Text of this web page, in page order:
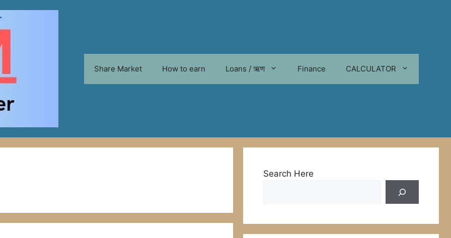
Share Market How to earn Loans / ऋण Finance CALCULATOR
Search Here